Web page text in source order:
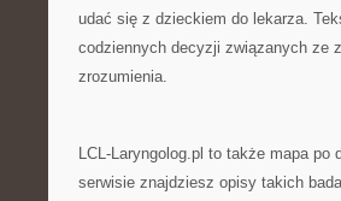
udać się z dzieckiem do lekarza.
codziennych decyzji związanych ze
zrozumienia.
LCL-Laryngolog.pl to także mapa
serwisie znajdziesz opisy takich